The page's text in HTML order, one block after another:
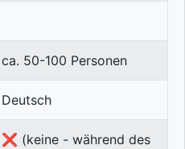
ca. 50-100 Personen
Deutsch
❌ (keine - während des